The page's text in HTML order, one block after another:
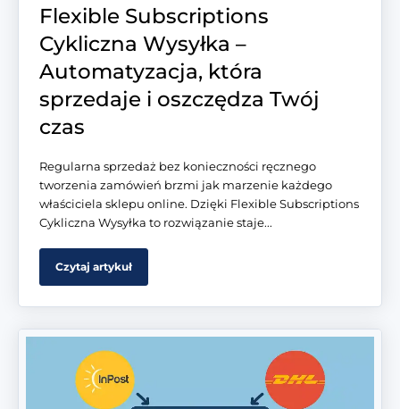
Flexible Subscriptions
Cykliczna Wysyłka –
Automatyzacja, która
sprzedaje i oszczędza Twój
czas
Regularna sprzedaż bez konieczności ręcznego
tworzenia zamówień brzmi jak marzenie każdego
właściciela sklepu online. Dzięki Flexible Subscriptions
Cykliczna Wysyłka to rozwiązanie staje...
Czytaj artykuł